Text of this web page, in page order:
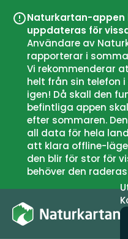
Naturkartan-appen
uppdateras för
Användare av
rapporterar i
Vi rekommenderar
helt från sin telefon
igen! Då skall den
befintliga appen
efter sommaren.
all data för hela
att klara offline-
den blir för stor för
behöver den